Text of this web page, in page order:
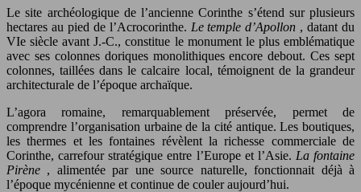
Le site archéologique de l’ancienne Corinthe s’étend sur plusieurs
hectares au pied de l’Acrocorinthe. Le temple d’Apollon , datant du
VIe siècle avant J.-C., constitue le monument le plus emblématique
avec ses colonnes doriques monolithiques encore debout. Ces sept
colonnes, taillées dans le calcaire local, témoignent de la grandeur
architecturale de l’époque archaïque.
L’agora romaine, remarquablement préservée, permet de
comprendre l’organisation urbaine de la cité antique. Les boutiques,
les thermes et les fontaines révèlent la richesse commerciale de
Corinthe, carrefour stratégique entre l’Europe et l’Asie. La fontaine
Pirène , alimentée par une source naturelle, fonctionnait déjà à
l’époque mycénienne et continue de couler aujourd’hui.